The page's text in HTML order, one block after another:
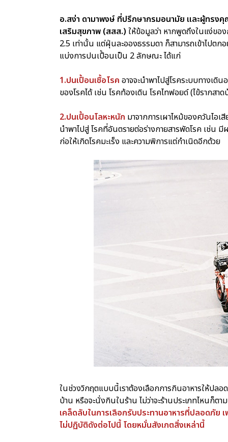
อ.สง่า ดามาพงษ์ ที่ปรึกษากรมอนามัย และผู้ทรง
เสริมสุขภาพ (สสส.) ให้ข้อมูลว่า หากพูดถึงในแง่ขอ
2.5 เท่านั้น แต่ฝุ่นละอองธรรมดา ก็สามารถเข้าไปต
แบ่งการปนเปื้อนเป็น 2 ลักษณะ ได้แก่
1.ปนเปื้อนเชื้อโรค อาจจะนำพาไปสู่โรคระบบทางเ
ของโรคได้ เช่น โรคท้องเดิน โรคไทฟอยด์ (ไข้รากสา
2.ปนเปื้อนโลหะหนัก มาจากการเผาไหม้ของควันไอ
นำพาไปสู่ โรคที่อันตรายต่อร่างกายสารพัดโรค เช่น
ก่อให้เกิดโรคมะเร็ง และความพิการแต่กำเนิดอีกด้วย
ในช่วงวิกฤตแบบนี้เราต้องเลือกการกินอาหารให้ปล
บ้าน หรือจะนั่งกินในร้าน ไม่ว่าจะร้านประเภทไหนก็
เคล็ดลับในการเลือกรับประทานอาหารที่ปลอดภัย
ไม่ปฏิบัติดังต่อไปนี้ โดยหมั่นสังเกตสิ่งเหล่านี้